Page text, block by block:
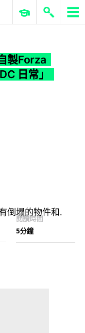
ERP 與商業 AI
製Forza
日常」
閱讀時間
5分鐘